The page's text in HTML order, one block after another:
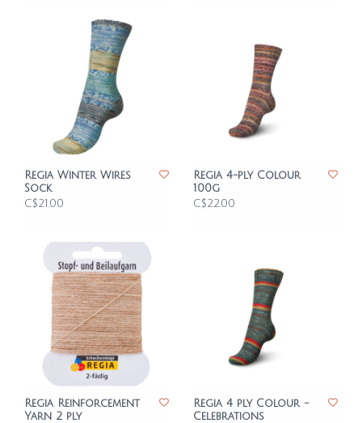
Regia Winter Wires
Sock
C$21.00
Regia 4-ply Colour
100g
C$22.00
Regia Reinforcement
Yarn 2 ply
Regia 4 ply Colour -
Celebrations